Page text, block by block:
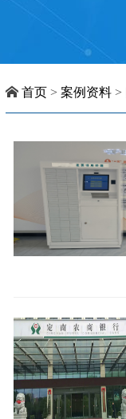
首页 > 案例资料 >